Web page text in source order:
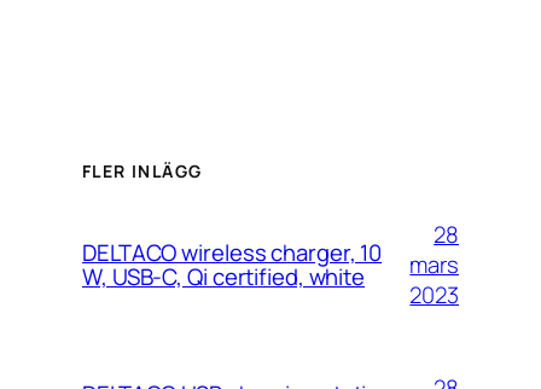
FLER INLÄGG
DELTACO wireless charger, 10
W, USB-C, Qi certified, white
28
mars
2023